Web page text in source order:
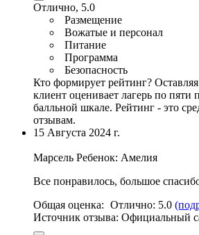
Отлично, 5.0
Размещение
Вожатые и персонал
Питание
Программа
Безопасность
Кто формирует рейтинг?
клиент оценивает лагерь по пяти
балльной шкале. Рейтинг - это
отзывам.
15 Августа 2024 г.
Марсель Ребенок: Амелия
Все понравилось, большое
Общая оценка: Отлично: 5.0
Источник отзыва: Официальный